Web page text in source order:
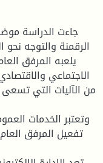
جاءت الدراسة
الرقمنة والتوجه نحو
يلعبه المرفق
الاجتماعي
من الآليات التي
وتعتبر الخدمات
تفعيل المرفق